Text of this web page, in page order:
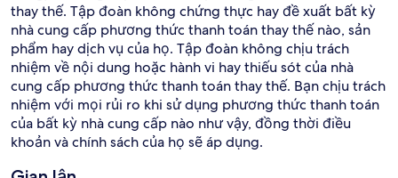
thay thế. Tập đoàn không chứng thực hay đề xuất bất kỳ
nhà cung cấp phương thức thanh toán thay thế nào, sản
phẩm hay dịch vụ của họ. Tập đoàn không chịu trách
nhiệm về nội dung hoặc hành vi hay thiếu sót của nhà
cung cấp phương thức thanh toán thay thế. Bạn chịu trách
nhiệm với mọi rủi ro khi sử dụng phương thức thanh toán
của bất kỳ nhà cung cấp nào như vậy, đồng thời điều
khoản và chính sách của họ sẽ áp dụng.